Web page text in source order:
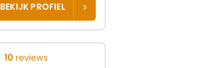
BEKIJK PROFIEL
10 reviews